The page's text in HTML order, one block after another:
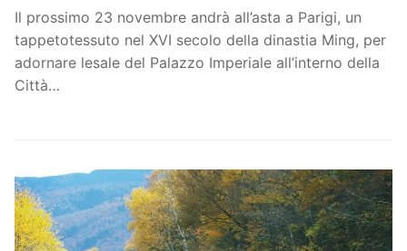
Il prossimo 23 novembre andrà all’asta a Parigi, un
tappetotessuto nel XVI secolo della dinastia Ming, per
adornare lesale del Palazzo Imperiale all’interno della
Città…